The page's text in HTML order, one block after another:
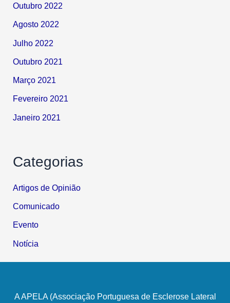
Outubro 2022
Agosto 2022
Julho 2022
Outubro 2021
Março 2021
Fevereiro 2021
Janeiro 2021
Categorias
Artigos de Opinião
Comunicado
Evento
Notícia
A APELA (Associação Portuguesa de Esclerose Lateral